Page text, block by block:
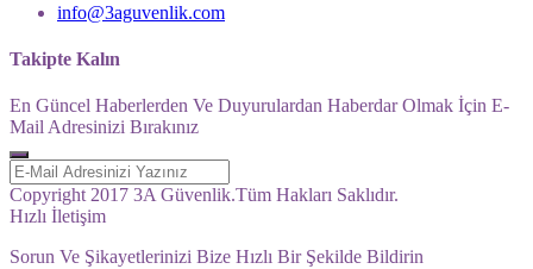
info@3aguvenlik.com
Takipte Kalın
En Güncel Haberlerden Ve Duyurulardan Haberdar Olmak İçin E-
Mail Adresinizi Bırakınız
Copyright 2017 3A Güvenlik.Tüm Hakları Saklıdır.
Hızlı İletişim
Sorun Ve Şikayetlerinizi Bize Hızlı Bir Şekilde Bildirin